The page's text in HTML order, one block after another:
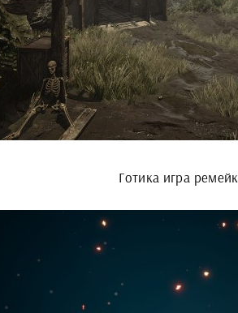
Готика игра ремейк